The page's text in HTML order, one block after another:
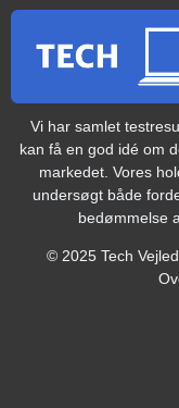
Vi har samlet
kan få en god idé om
markedet. Vores
undersøgt både
bedømmelse
© 2025 Tech